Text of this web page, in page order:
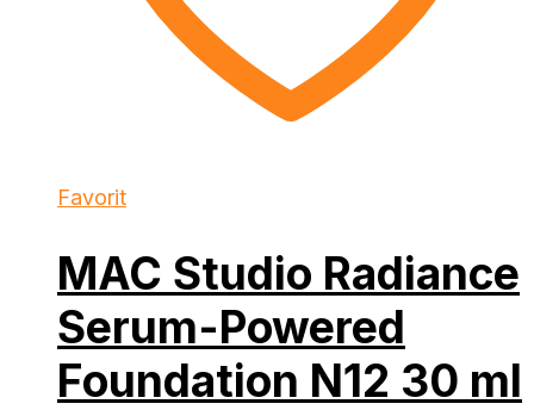
Favorit
MAC Studio Radiance
Serum-Powered
Foundation N12 30 ml